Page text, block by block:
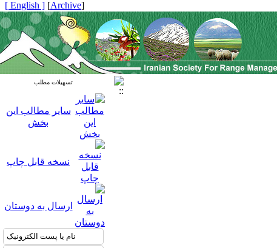
[
Archive
]
[ English ]
تسهیلات مطلب
سایر مطالب این
بخش
نسخه قابل چاپ
ارسال به دوستان